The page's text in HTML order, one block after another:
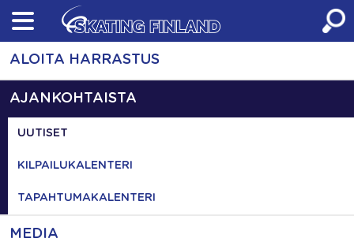
Skip
content
ALOITA HARRASTUS
AJANKOHTAISTA
UUTISET
KILPAILUKALENTERI
TAPAHTUMAKALENTERI
MEDIA